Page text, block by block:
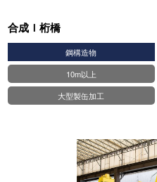
合成Ｉ桁橋
鋼構造物
10m以上
大型製缶加工